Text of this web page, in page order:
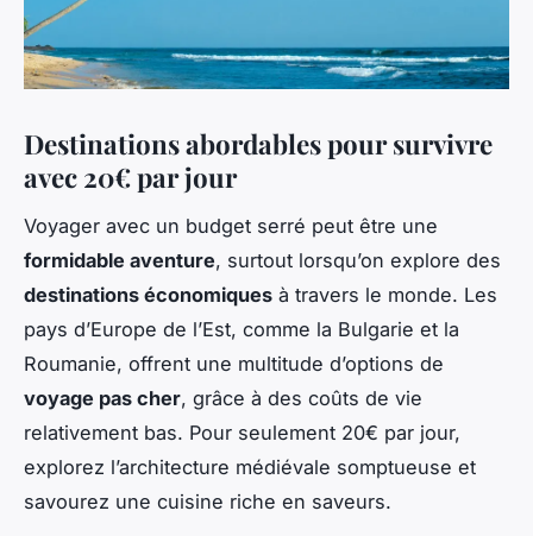
Destinations abordables pour survivre
avec 20€ par jour
Voyager avec un budget serré peut être une
formidable aventure, surtout lorsqu’on explore des
destinations économiques à travers le monde. Les
pays d’Europe de l’Est, comme la Bulgarie et la
Roumanie, offrent une multitude d’options de
voyage pas cher, grâce à des coûts de vie
relativement bas. Pour seulement 20€ par jour,
explorez l’architecture médiévale somptueuse et
savourez une cuisine riche en saveurs.